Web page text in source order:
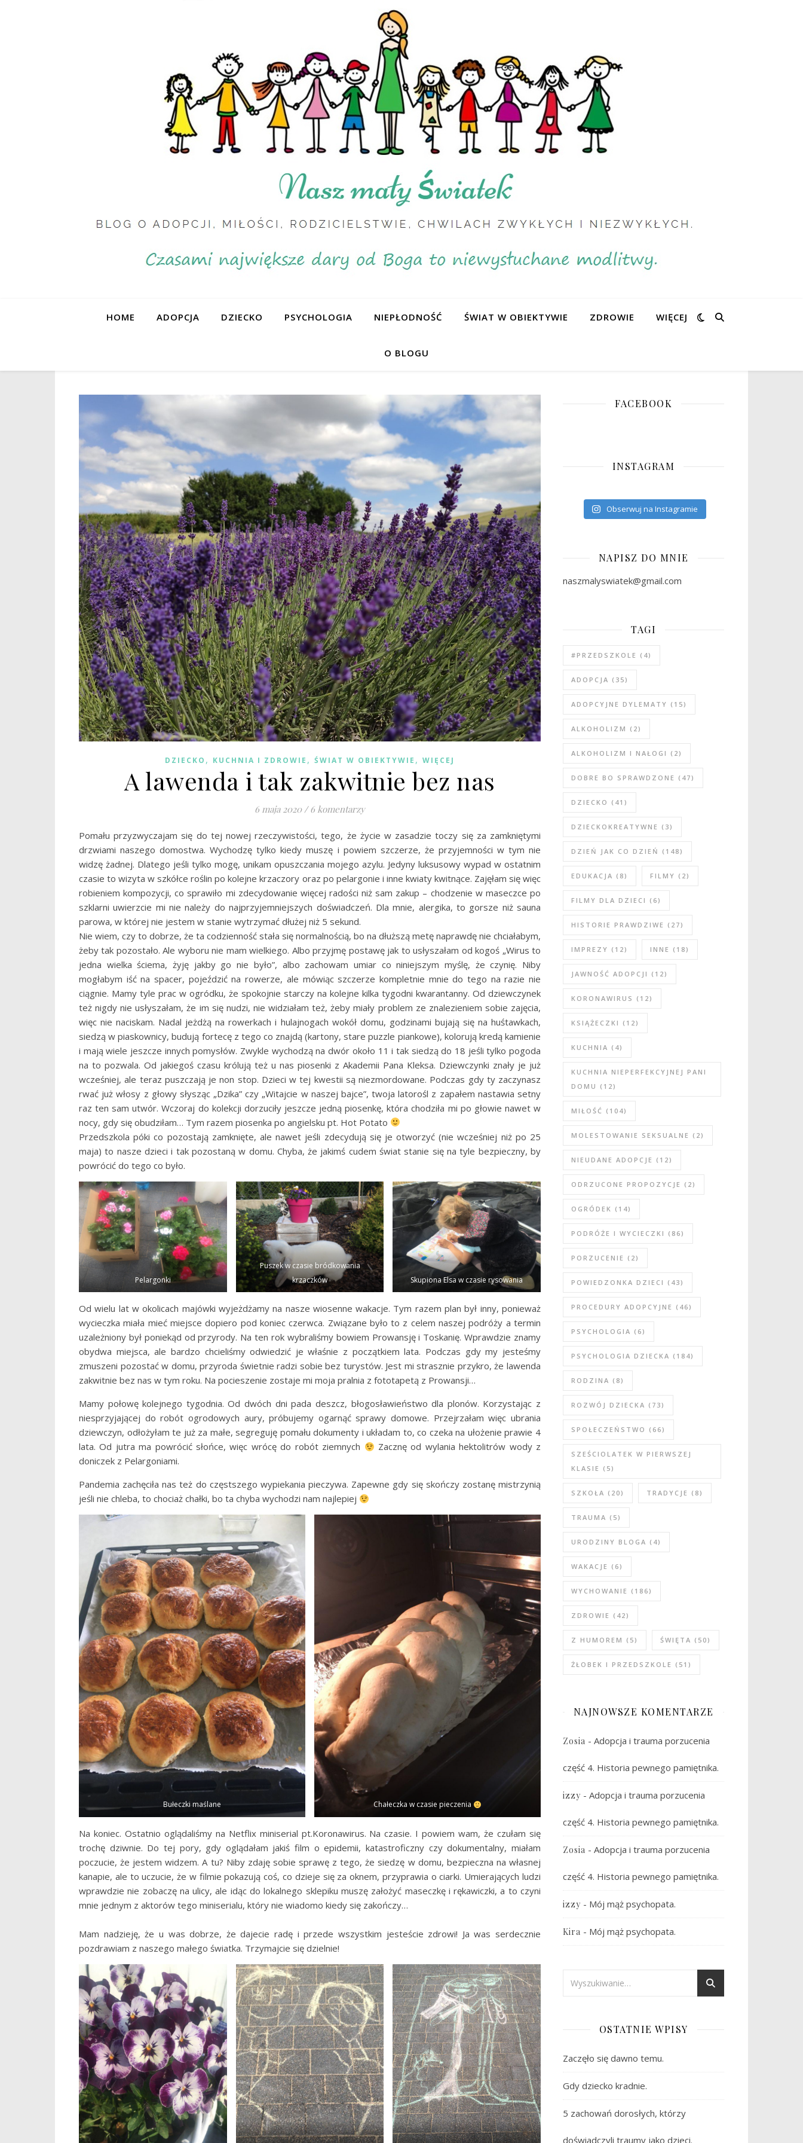
HOME ADOPCJA DZIECKO PSYCHOLOGIA NIEPŁODNOŚĆ ŚWIAT W OBIEKTYWIE ZDROWIE WIĘCEJ
O BLOGU
DZIECKO , KUCHNIA I ZDROWIE , ŚWIAT W OBIEKTYWIE , WIĘCEJ
A lawenda i tak zakwitnie bez nas
6 maja 2020 / 6 komentarzy
Pomału przyzwyczajam się do tej nowej rzeczywistości, tego, że życie w zasadzie toczy się za zamkniętymi
drzwiami naszego domostwa. Wychodzę tylko kiedy muszę i powiem szczerze, że przyjemności w tym nie
widzę żadnej. Dlatego jeśli tylko mogę, unikam opuszczania mojego azylu. Jedyny luksusowy wypad w ostatnim
czasie to wizyta w szkółce roślin po kolejne krzaczory oraz po pelargonie i inne kwiaty kwitnące. Zajęłam się więc
robieniem kompozycji, co sprawiło mi zdecydowanie więcej radości niż sam zakup – chodzenie w maseczce po
szklarni uwierzcie mi nie należy do najprzyjemniejszych doświadczeń. Dla mnie, alergika, to gorsze niż sauna
parowa, w której nie jestem w stanie wytrzymać dłużej niż 5 sekund.
Nie wiem, czy to dobrze, że ta codzienność stała się normalnością, bo na dłuższą metę naprawdę nie chciałabym,
żeby tak pozostało. Ale wyboru nie mam wielkiego. Albo przyjmę postawę jak to usłyszałam od kogoś „Wirus to
jedna wielka ściema, żyję jakby go nie było”, albo zachowam umiar co niniejszym myślę, że czynię. Niby
mogłabym iść na spacer, pojeździć na rowerze, ale mówiąc szczerze kompletnie mnie do tego na razie nie
ciągnie. Mamy tyle prac w ogródku, że spokojnie starczy na kolejne kilka tygodni kwarantanny. Od dziewczynek
też nigdy nie usłyszałam, że im się nudzi, nie widziałam też, żeby miały problem ze znalezieniem sobie zajęcia,
więc nie naciskam. Nadal jeżdżą na rowerkach i hulajnogach wokół domu, godzinami bujają się na huśtawkach,
siedzą w piaskownicy, budują fortecę z tego co znajdą (kartony, stare puzzle piankowe), kolorują kredą kamienie
i mają wiele jeszcze innych pomysłów. Zwykle wychodzą na dwór około 11 i tak siedzą do 18 jeśli tylko pogoda
na to pozwala. Od jakiegoś czasu królują też u nas piosenki z Akademii Pana Kleksa. Dziewczynki znały je już
wcześniej, ale teraz puszczają je non stop. Dzieci w tej kwestii są niezmordowane. Podczas gdy ty zaczynasz
rwać już włosy z głowy słysząc „Dzika” czy „Witajcie w naszej bajce”, twoja latorośl z zapałem nastawia setny
raz ten sam utwór. Wczoraj do kolekcji dorzuciły jeszcze jedną piosenkę, która chodziła mi po głowie nawet w
nocy, gdy się obudziłam… Tym razem piosenka po angielsku pt. Hot Potato
Przedszkola póki co pozostają zamknięte, ale nawet jeśli zdecydują się je otworzyć (nie wcześniej niż po 25
maja) to nasze dzieci i tak pozostaną w domu. Chyba, że jakimś cudem świat stanie się na tyle bezpieczny, by
powrócić do tego co było.
Pelargonki
Puszek w czasie bródkowania
krzaczków
Skupiona Elsa w czasie rysowania
Od wielu lat w okolicach majówki wyjeżdżamy na nasze wiosenne wakacje. Tym razem plan był inny, ponieważ
wycieczka miała mieć miejsce dopiero pod koniec czerwca. Związane było to z celem naszej podróży a termin
uzależniony był poniekąd od przyrody. Na ten rok wybraliśmy bowiem Prowansję i Toskanię. Wprawdzie znamy
obydwa miejsca, ale bardzo chcieliśmy odwiedzić je właśnie z początkiem lata. Podczas gdy my jesteśmy
zmuszeni pozostać w domu, przyroda świetnie radzi sobie bez turystów. Jest mi strasznie przykro, że lawenda
zakwitnie bez nas w tym roku. Na pocieszenie zostaje mi moja pralnia z fototapetą z Prowansji…
Mamy połowę kolejnego tygodnia. Od dwóch dni pada deszcz, błogosławieństwo dla plonów. Korzystając z
niesprzyjającej do robót ogrodowych aury, próbujemy ogarnąć sprawy domowe. Przejrzałam więc ubrania
dziewczyn, odłożyłam te już za małe, segreguję pomału dokumenty i układam to, co czeka na ułożenie prawie 4
lata. Od jutra ma powrócić słońce, więc wrócę do robót ziemnych
Zacznę od wylania hektolitrów wody z
doniczek z Pelargoniami.
Pandemia zachęciła nas też do częstszego wypiekania pieczywa. Zapewne gdy się skończy zostanę mistrzynią
jeśli nie chleba, to chociaż chałki, bo ta chyba wychodzi nam najlepiej
Bułeczki maślane Chałeczka w czasie pieczenia
Na koniec. Ostatnio oglądaliśmy na Netflix miniserial pt.Koronawirus. Na czasie. I powiem wam, że czułam się
trochę dziwnie. Do tej pory, gdy oglądałam jakiś film o epidemii, katastroficzny czy dokumentalny, miałam
poczucie, że jestem widzem. A tu? Niby zdaję sobie sprawę z tego, że siedzę w domu, bezpieczna na własnej
kanapie, ale to uczucie, że w filmie pokazują coś, co dzieje się za oknem, przyprawia o ciarki. Umierających ludzi
wprawdzie nie zobaczę na ulicy, ale idąc do lokalnego sklepiku muszę założyć maseczkę i rękawiczki, a to czyni
mnie jednym z aktorów tego miniserialu, który nie wiadomo kiedy się zakończy…
Mam nadzieję, że u was dobrze, że dajecie radę i przede wszystkim jesteście zdrowi! Ja was serdecznie
pozdrawiam z naszego małego światka. Trzymajcie się dzielnie!
FACEBOOK
INSTAGRAM
Obserwuj na Instagramie
NAPISZ DO MNIE
naszmalyswiatek@gmail.com
TAGI
#PRZEDSZKOLE (4)
ADOPCJA (35)
ADOPCYJNE DYLEMATY (15)
ALKOHOLIZM (2)
ALKOHOLIZM I NAŁOGI (2)
DOBRE BO SPRAWDZONE (47)
DZIECKO (41)
DZIECKOKREATYWNE (3)
DZIEŃ JAK CO DZIEŃ (148)
EDUKACJA (8) FILMY (2)
FILMY DLA DZIECI (6)
HISTORIE PRAWDZIWE (27)
IMPREZY (12) INNE (18)
JAWNOŚĆ ADOPCJI (12)
KORONAWIRUS (12)
KSIĄŻECZKI (12)
KUCHNIA (4)
KUCHNIA NIEPERFEKCYJNEJ PANI
DOMU (12)
MIŁOŚĆ (104)
MOLESTOWANIE SEKSUALNE (2)
NIEUDANE ADOPCJE (12)
ODRZUCONE PROPOZYCJE (2)
OGRÓDEK (14)
PODRÓŻE I WYCIECZKI (86)
PORZUCENIE (2)
POWIEDZONKA DZIECI (43)
PROCEDURY ADOPCYJNE (46)
PSYCHOLOGIA (6)
PSYCHOLOGIA DZIECKA (184)
RODZINA (8)
ROZWÓJ DZIECKA (73)
SPOŁECZEŃSTWO (66)
SZEŚCIOLATEK W PIERWSZEJ
KLASIE (5)
SZKOŁA (20) TRADYCJE (8)
TRAUMA (5)
URODZINY BLOGA (4)
WAKACJE (6)
WYCHOWANIE (186)
ZDROWIE (42)
Z HUMOREM (5) ŚWIĘTA (50)
ŻŁOBEK I PRZEDSZKOLE (51)
NAJNOWSZE KOMENTARZE
Zosia - Adopcja i trauma porzucenia
część 4. Historia pewnego pamiętnika.
izzy - Adopcja i trauma porzucenia
część 4. Historia pewnego pamiętnika.
Zosia - Adopcja i trauma porzucenia
część 4. Historia pewnego pamiętnika.
izzy - Mój mąż psychopata.
Kira - Mój mąż psychopata.
OSTATNIE WPISY
Zaczęło się dawno temu.
Gdy dziecko kradnie.
5 zachowań dorosłych, którzy
doświadczyli traumy jako dzieci.